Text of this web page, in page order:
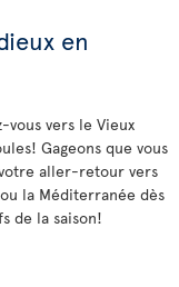
en
vous vers le Vieux
Gageons que vous
votre aller-retour vers
la Méditerranée dès
de la saison!